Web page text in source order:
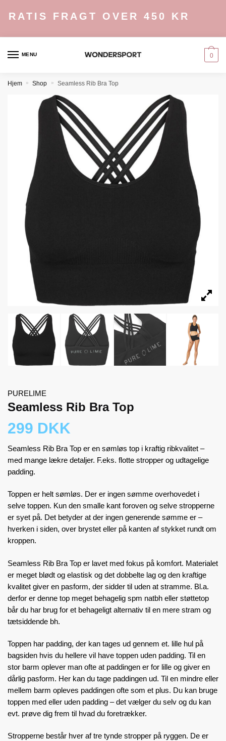
FRAGT OVER 450 KR
MENU 0
Hjem » Shop » Seamless Rib Bra Top
PURELIME
Seamless Rib Bra Top
299 DKK
Seamless Rib Bra Top er en sømløs top i kraftig ribkvalitet –
med mange lækre detaljer. F.eks. flotte stropper og udtagelige
padding.
Toppen er helt sømløs. Der er ingen sømme overhovedet i
selve toppen. Kun den smalle kant foroven og selve stropperne
er syet på. Det betyder at der ingen generende sømme er –
hverken i siden, over brystet eller på kanten af stykket rundt om
kroppen.
Seamless Rib Bra Top er lavet med fokus på komfort. Materialet
er meget blødt og elastisk og det dobbelte lag og den kraftige
kvalitet giver en pasform, der sidder til uden at stramme. Bl.a.
derfor er denne top meget behagelig spm natbh eller støttetop
bår du har brug for et behageligt alternativ til en mere stram og
tætsiddende bh.
Toppen har padding, der kan tages ud gennem et. lille hul på
bagsiden hvis du hellere vil have toppen uden padding. Til en
stor barm oplever man ofte at paddingen er for lille og giver en
dårlig pasform. Her kan du tage paddingen ud. Til en mindre eller
mellem barm opleves paddingen ofte som et plus. Du kan bruge
toppen med eller uden padding – det vælger du selv og du kan
evt. prøve dig frem til hvad du foretrækker.
Stropperne består hver af tre tynde stropper på ryggen. De er